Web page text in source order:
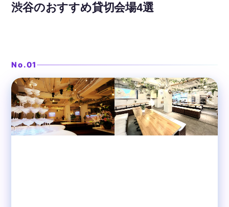
渋谷のおすすめ貸切会場4選
No.01
渋谷 貸切パーティースペース
渋谷ガーデンパティオ